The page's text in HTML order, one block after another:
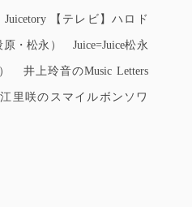
【テレビ】ハロド
・松永） Juice=Juice松永
井上玲音のMusic Letters
里咲のスマイルボンソワ